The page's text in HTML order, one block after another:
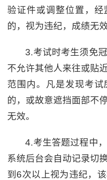
验证件或调整位置，
的，视为违纪，成绩无效
3.考试时考生须免
不允许其他人来往或贴
范围内。凡是发现考
的，或故意遮挡面部不
无效。
4.考生答题过程中
系统后台会自动记录切
到6次以上视为违纪，